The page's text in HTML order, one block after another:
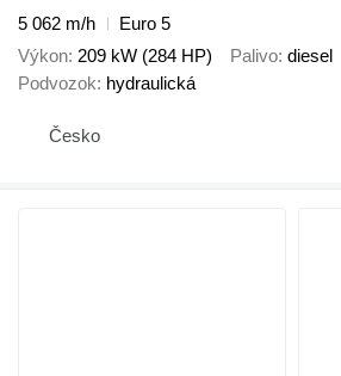
5 062 m/h
Euro 5
Výkon 209 kW (284 HP) Palivo diesel
Podvozok hydraulická
Česko